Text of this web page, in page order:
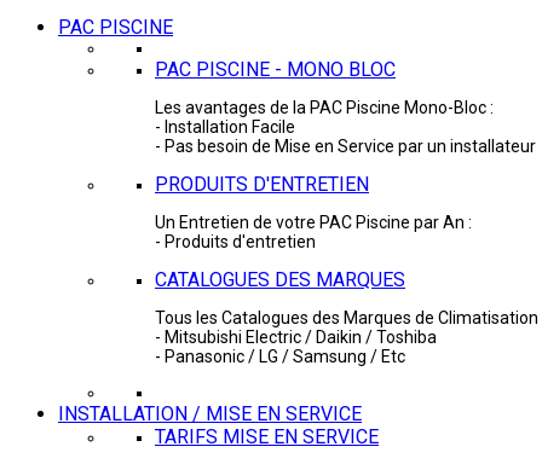
PAC PISCINE
PAC PISCINE - MONO BLOC
Les avantages de la PAC Piscine Mono-Bloc :
- Installation Facile
- Pas besoin de Mise en Service par un installateur
PRODUITS D'ENTRETIEN
Un Entretien de votre PAC Piscine par An :
- Produits d'entretien
CATALOGUES DES MARQUES
Tous les Catalogues des Marques de Climatisation
- Mitsubishi Electric / Daikin / Toshiba
- Panasonic / LG / Samsung / Etc
INSTALLATION / MISE EN SERVICE
TARIFS MISE EN SERVICE